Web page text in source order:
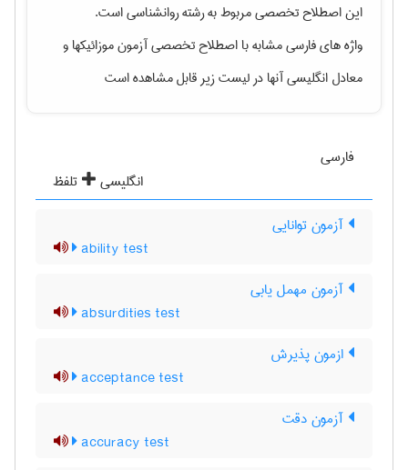
این اصطلاح تخصصی مربوط به رشتهروانشناسیاست.
واژه های فارسی مشابه با اصطلاح تخصصیآزمون موزائیکهاو
معادل انگلیسی آنها در لیست زیر قابل مشاهده است
فارسی
انگلیسی
تلفظ
آزمون توانایی
ability test
آزمون مهمل یابی
absurdities test
ازمون پذیرش
acceptance test
آزمون دقت
accuracy test